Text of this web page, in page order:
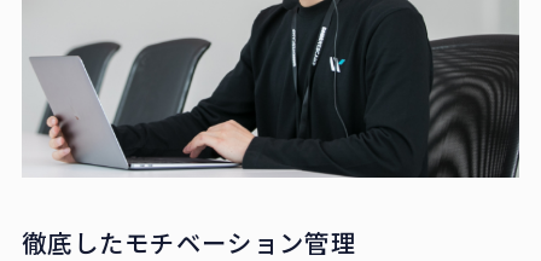
徹底したモチベーション管理